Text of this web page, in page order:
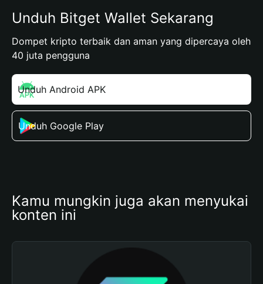
Unduh Bitget Wallet Sekarang
Dompet kripto terbaik dan aman yang dipercaya oleh
40 juta pengguna
Unduh Android APK
Unduh Google Play
Kamu mungkin juga akan menyukai
konten ini